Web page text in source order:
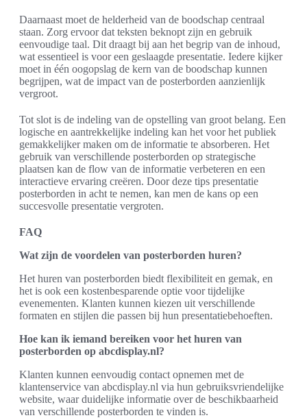
Daarnaast moet de helderheid van de boodschap centraal
staan. Zorg ervoor dat teksten beknopt zijn en gebruik
eenvoudige taal. Dit draagt bij aan het begrip van de inhoud,
wat essentieel is voor een geslaagde presentatie. Iedere kijker
moet in één oogopslag de kern van de boodschap kunnen
begrijpen, wat de impact van de posterborden aanzienlijk
vergroot.
Tot slot is de indeling van de opstelling van groot belang. Een
logische en aantrekkelijke indeling kan het voor het publiek
gemakkelijker maken om de informatie te absorberen. Het
gebruik van verschillende posterborden op strategische
plaatsen kan de flow van de informatie verbeteren en een
interactieve ervaring creëren. Door deze tips presentatie
posterborden in acht te nemen, kan men de kans op een
succesvolle presentatie vergroten.
FAQ
Wat zijn de voordelen van posterborden huren?
Het huren van posterborden biedt flexibiliteit en gemak, en
het is ook een kostenbesparende optie voor tijdelijke
evenementen. Klanten kunnen kiezen uit verschillende
formaten en stijlen die passen bij hun presentatiebehoeften.
Hoe kan ik iemand bereiken voor het huren van
posterborden op abcdisplay.nl?
Klanten kunnen eenvoudig contact opnemen met de
klantenservice van abcdisplay.nl via hun gebruiksvriendelijke
website, waar duidelijke informatie over de beschikbaarheid
van verschillende posterborden te vinden is.